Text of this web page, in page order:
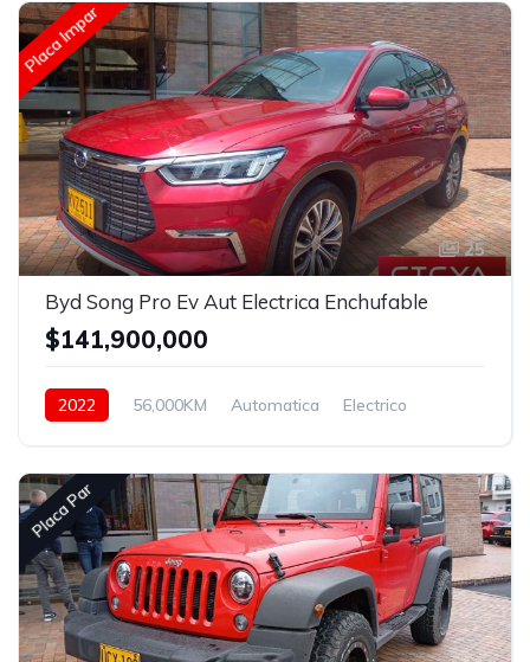
Placa Impar
25
Byd Song Pro Ev Aut Electrica Enchufable
$141,900,000
2022 56,000KM Automatica
Electrico
Placa Par